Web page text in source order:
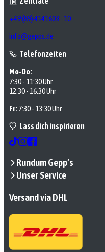
+49 (89) 4141603 - 10
info@gepps.de
Telefonzeiten
Mo-Do:
7:30 - 11:30 Uhr
12:30 - 16:30 Uhr
Fr:7:30 - 13:30 Uhr
Lass dich inspirieren
Rundum Gepp’s
Unser Service
Versand via DHL